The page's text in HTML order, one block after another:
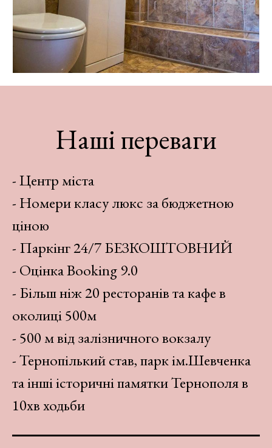
Наші переваги
- Центр міста
- Номери класу люкс за бюджетною
ціною
- Паркінг 24/7 БЕЗКОШТОВНИЙ
- Оцінка Booking 9.0
- Більш ніж 20 ресторанів та кафе в
околиці 500м
- 500 м від залізничного вокзалу
- Тернопілький став, парк ім.Шевченка
та інші історичні памятки Тернополя в
10хв ходьби